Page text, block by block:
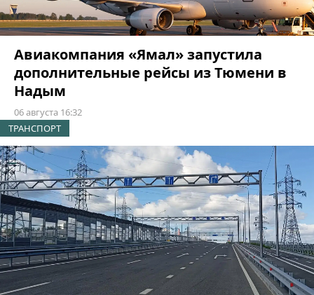
Авиакомпания «Ямал» запустила
дополнительные рейсы из Тюмени в
Надым
06 августа 16:32
ТРАНСПОРТ